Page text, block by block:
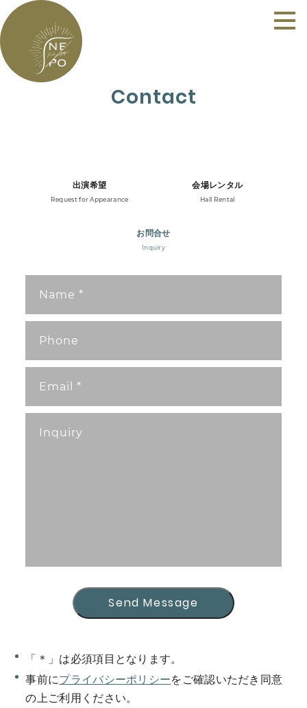
Contact
出演希望
Request for Appearance
会場レンタル
Hall Rental
お問合せ
Inquiry
Send Message
Send Message
「＊」は必須項目となります。
事前にプライバシーポリシーをご確認いただき同意
の上ご利用ください。